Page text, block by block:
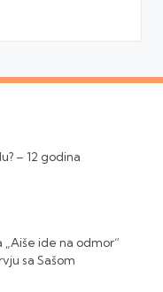
– 12 godina
ide na odmor“
sa Sašom